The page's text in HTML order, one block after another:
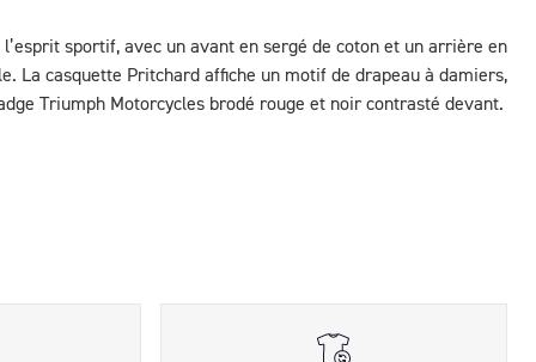
sportif, avec un avant en sergé de coton et un arrière en
La casquette Pritchard affiche un motif de drapeau à damiers,
Triumph Motorcycles brodé rouge et noir contrasté devant.